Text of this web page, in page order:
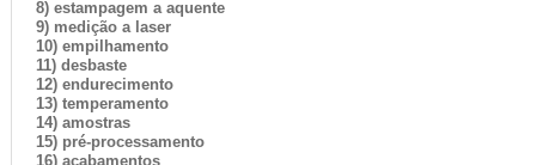
8) estampagem a aquente
9) medição a laser
10) empilhamento
11) desbaste
12) endurecimento
13) temperamento
14) amostras
15) pré-processamento
16) acabamentos